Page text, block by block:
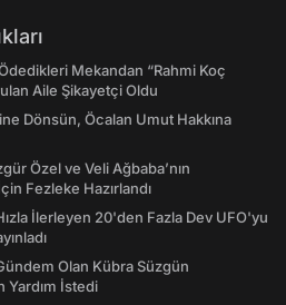
Mekandan “Rahmi Koç
Aile Şikayetçi Oldu
Dönsün, Öcalan Umut Hakkına
Özel ve Veli Ağbaba’nın
Fezleke Hazırlandı
İlerleyen 20'den Fazla Dev UFO'yu
Olan Kübra Süzgün
Yardım İstedi